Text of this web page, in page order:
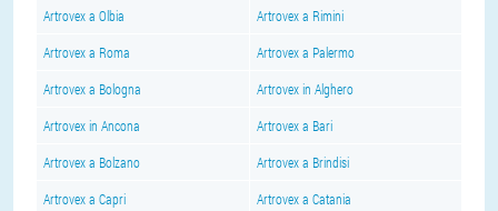
Artrovex a Olbia Artrovex a Rimini
Artrovex a Roma Artrovex a Palermo
Artrovex a Bologna Artrovex in Alghero
Artrovex in Ancona Artrovex a Bari
Artrovex a Bolzano Artrovex a Brindisi
Artrovex a Capri Artrovex a Catania